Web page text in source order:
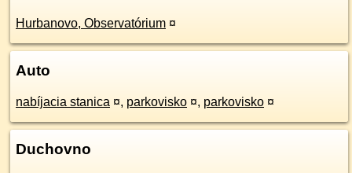
Hurbanovo, Observatórium ¤
Auto
nabíjacia stanica ¤, parkovisko ¤, parkovisko ¤
Duchovno